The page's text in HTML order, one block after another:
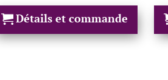
Détails et commande